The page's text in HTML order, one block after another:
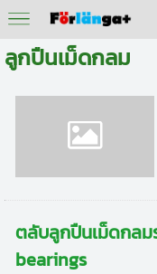
ลูกปืนเม็ดกลม
ตลับลูกปืนเม็ดกล
bearings